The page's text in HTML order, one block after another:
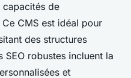
capacités de
CMS est idéal pour
des structures
SEO robustes incluent la
et